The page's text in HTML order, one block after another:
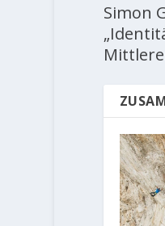
Simon